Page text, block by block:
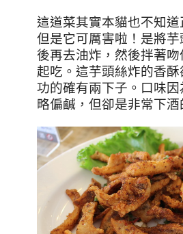
這道菜其實本貓也不知道
但是它可厲害啦！是將芋
後再去油炸，然後拌著
起吃。這芋頭絲炸的香
功的確有兩下子。口味
略偏鹹，但卻是非常下酒